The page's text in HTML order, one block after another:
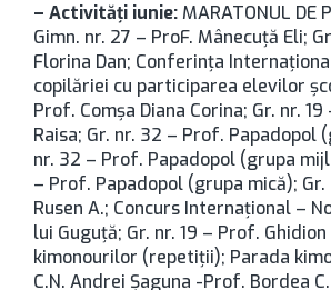
– Activităţi iunie: MARATONUL DE
Gimn. nr. 27 – ProF. Mânecuţă Eli;
Florina Dan; Conferinţa
copilăriei cu participarea elevilor
Prof. Comşa Diana Corina; Gr. nr.
Raisa; Gr. nr. 32 – Prof. Papadopol
nr. 32 – Prof. Papadopol (grupa
– Prof. Papadopol (grupa mică);
Rusen A.; Concurs Internaţional –
lui Guguţă; Gr. nr. 19 – Prof.
kimonourilor (repetiţii); Parada
C.N. Andrei Şaguna -Prof. Bordea